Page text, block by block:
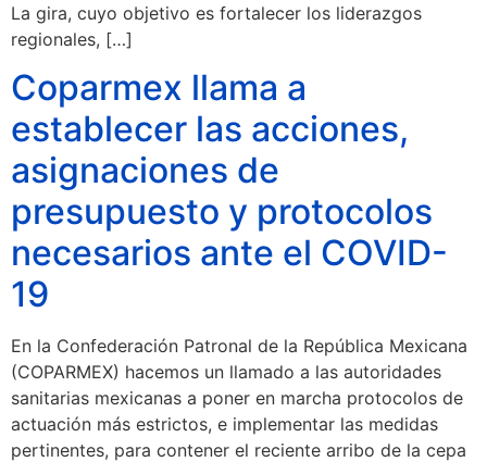
La gira, cuyo objetivo es fortalecer los liderazgos
regionales, […]
Coparmex llama a
establecer las acciones,
asignaciones de
presupuesto y protocolos
necesarios ante el COVID-
19
En la Confederación Patronal de la República Mexicana
(COPARMEX) hacemos un llamado a las autoridades
sanitarias mexicanas a poner en marcha protocolos de
actuación más estrictos, e implementar las medidas
pertinentes, para contener el reciente arribo de la cepa